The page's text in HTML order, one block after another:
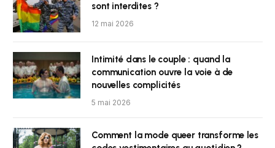
sont interdites ?
12 mai 2026
Intimité dans le couple : quand la
communication ouvre la voie à de
nouvelles complicités
5 mai 2026
Comment la mode queer transforme les